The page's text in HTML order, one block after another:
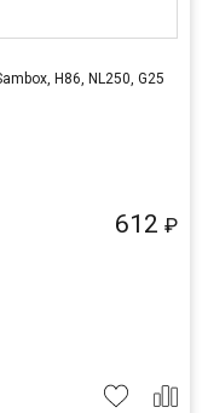
H86, NL250, G25
612 ₽